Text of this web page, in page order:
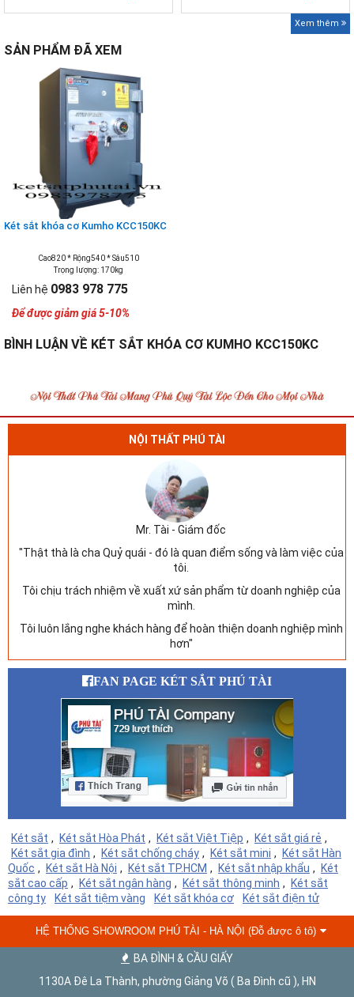
Xem thêm
SẢN PHẨM ĐÃ XEM
Két sắt khóa cơ Kumho KCC150KC
Cao820 * Rộng540 * Sâu510
Trọng lượng: 170kg
Liên hệ 0983 978 775
Để được giảm giá 5-10%
BÌNH LUẬN VỀ KÉT SẮT KHÓA CƠ KUMHO KCC150KC
NỘI THẤT PHÚ TÀI
Mr. Tài - Giám đốc
"Thật thà là cha Quỷ quái - đó là quan điểm sống và làm việc của
tôi.
Tôi chịu trách nhiệm về xuất xứ sản phẩm từ doanh nghiệp của
mình.
Tôi luôn lắng nghe khách hàng để hoàn thiện doanh nghiệp mình
hơn"
FAN PAGE KÉT SẮT PHÚ TÀI
Két sắt , Két sắt Hòa Phát , Két sắt Việt Tiệp , Két sắt giá rẻ ,
Két sắt gia đình , Két sắt chống cháy , Két sắt mini ,
Két sắt Hàn
Quốc , Két sắt Hà Nội , Két sắt TP.HCM , Két sắt nhập khẩu ,
Két
sắt cao cấp , Két sắt ngân hàng , Két sắt thông minh ,
Két sắt
công ty
Két sắt tiệm vàng Két sắt khóa cơ Két sắt điện tử
HỆ THỐNG SHOWROOM PHÚ TÀI - HÀ NỘI (Đỗ được ô tô)
BA ĐÌNH & CẦU GIẤY
1130A Đê La Thành, phường Giảng Võ ( Ba Đình cũ ), HN